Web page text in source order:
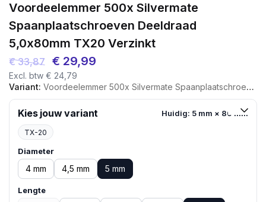
Voordeelemmer 500x Silvermate
Spaanplaatschroeven Deeldraad
5,0x80mm TX20 Verzinkt
€33,87 Oorspronkelijke
prijs
was:
€ 33,87.
€ 29,99
is:
€ 29,99.
Excl. btw € 24,79
Variant: Voordeelemmer 500x Silvermate Spaanplaatschroeven Deeldraad 5,0x80mm TX20 Verzinkt
Kies jouw variant Huidig: 5 mm × 80 mm
TX-20
Diameter
4 mm 4,5 mm 5 mm
Lengte